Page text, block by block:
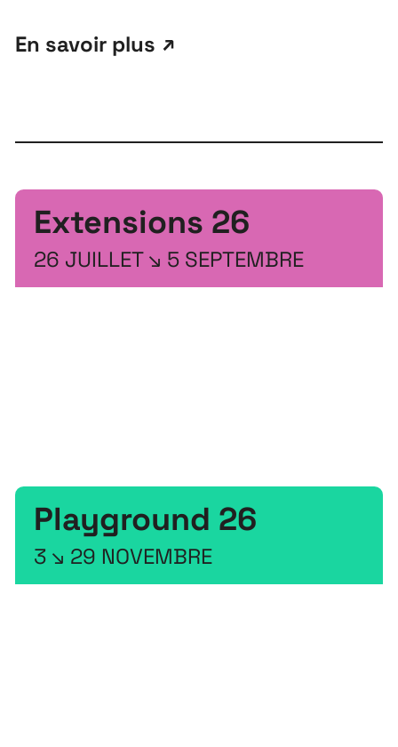
26 JUILLET ↘ 5 SEPTEMBRE
Playground26
En savoir plus
Extensions 26
26 JUILLET ↘ 5 SEPTEMBRE
Playground 26
3 ↘ 29 NOVEMBRE